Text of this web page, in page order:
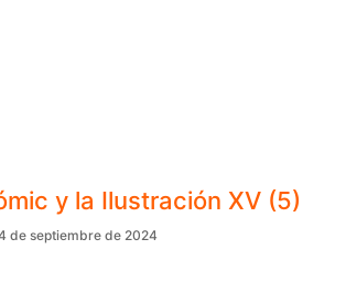
y la Ilustración XV (5)
de septiembre de 2024